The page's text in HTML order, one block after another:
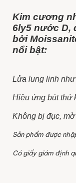
Kim cương
6ly5 nước D,
bởi
nổi bật:
Lửa lung linh
Hiệu ứng bút thử
Không bị đục,
Sản phẩm được
Có giấy giám định